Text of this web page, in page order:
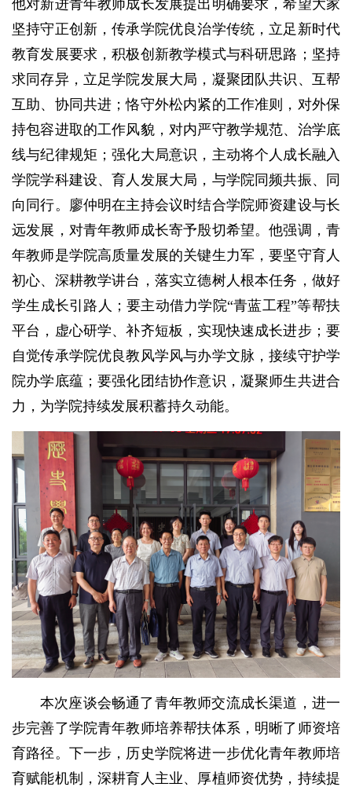
他对新进青年教师成长发展提出明确要求，希望大家
坚持守正创新，传承学院优良治学传统，立足新时代
教育发展要求，积极创新教学模式与科研思路；坚持
求同存异，立足学院发展大局，凝聚团队共识、互帮
互助、协同共进；恪守外松内紧的工作准则，对外保
持包容进取的工作风貌，对内严守教学规范、治学底
线与纪律规矩；强化大局意识，主动将个人成长融入
学院学科建设、育人发展大局，与学院同频共振、同
向同行。廖仲明在主持会议时结合学院师资建设与长
远发展，对青年教师成长寄予殷切希望。他强调，青
年教师是学院高质量发展的关键生力军，要坚守育人
初心、深耕教学讲台，落实立德树人根本任务，做好
学生成长引路人；要主动借力学院“青蓝工程”等帮扶
平台，虚心研学、补齐短板，实现快速成长进步；要
自觉传承学院优良教风学风与办学文脉，接续守护学
院办学底蕴；要强化团结协作意识，凝聚师生共进合
力，为学院持续发展积蓄持久动能。
本次座谈会畅通了青年教师交流成长渠道，进一
步完善了学院青年教师培养帮扶体系，明晰了师资培
育路径。下一步，历史学院将进一步优化青年教师培
育赋能机制，深耕育人主业、厚植师资优势，持续提